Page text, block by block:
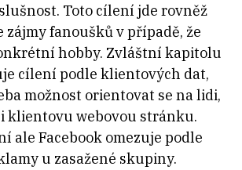
Toto cílení jde rovněž
zájmy fanoušků v případě, že
hobby. Zvláštní kapitolu
cílení podle klientových dat,
možnost orientovat se na lidi,
webovou stránku.
ale Facebook omezuje podle
u zasažené skupiny.